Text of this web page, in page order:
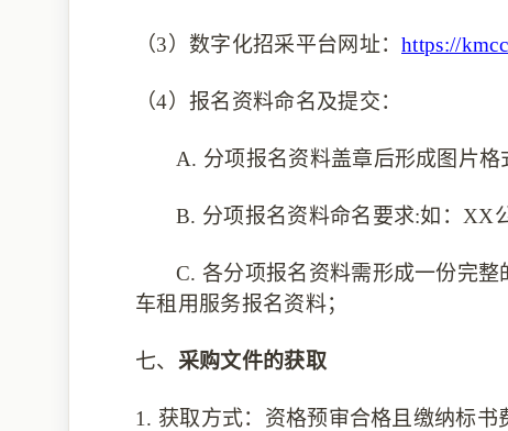
（3） 数字化招采平台网址：https://
（4） 报名资料命名及提交：
A. 分项报名资料盖章后形成图片格
B. 分项报名资料命名要求:如： XX
C. 各分项报名资料需形成一份完整
车租用服务报名资料；
七、 采购文件的获取
1. 获取方式：资格预审合格且缴纳标书